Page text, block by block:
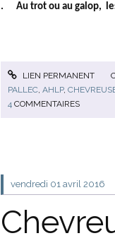
. Au trot ou au galop,
LIEN PERMANENT
PALLEC ,AHLP,
4 COMMENTAIRES
vendredi 01 avril 2016